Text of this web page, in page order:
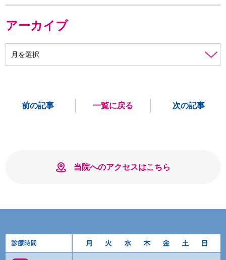
アーカイブ
前の記事 一覧に戻る 次の記事
当院へのアクセスはこちら